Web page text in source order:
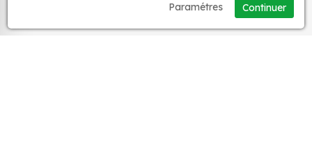
Une durabilité élevée : nos stickers sont
fabriqués à partir de matériaux de haute
Continuer
Paramétres